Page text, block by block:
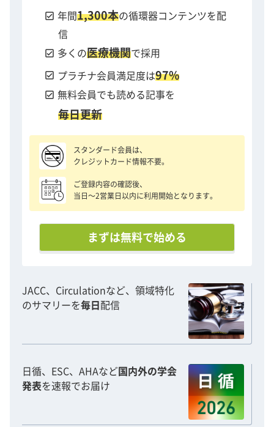
check_box 年間1,300本の循環器コンテンツを配
信
check_box 多くの医療機関で採用
check_box プラチナ会員満足度は97%
check_box 無料会員でも読める記事を
毎日更新
スタンダード会員は、
クレジットカード情報不要。
ご登録内容の確認後、
当日〜2営業日以内に利用開始となります。
まずは無料で始める
JACC、Circulationなど、領域特化
のサマリーを毎日 配信
日循、ESC、AHAなど国内外の学会
発表を速報でお届け